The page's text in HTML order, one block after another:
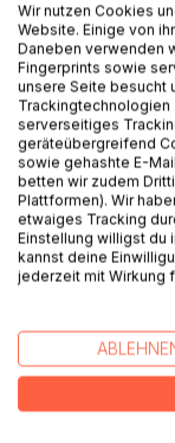
BESCHREIBUNG
Der Pacific Crest
km. Viele
laufen. Doch die
angehende
auf und gibt Tipps
Hierbei werden
Wir nutzen Cookies
Website. Einige von
Daneben verwenden
Fingerprints sowie
unsere Seite besucht
serverseitiges
geräteübergreifend
sowie gehashte E-
betten wir zudem
Plattformen). Wir
etwaiges Tracking
Einstellung willigst du
kannst deine
jederzeit mit Wirkung